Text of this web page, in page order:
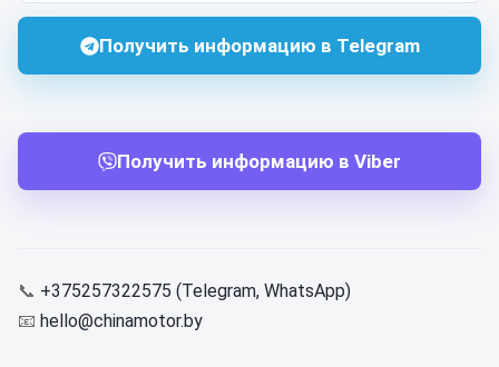
Получить информацию в Telegram
Получить информацию в Viber
📞 +375257322575 (Telegram, WhatsApp)
📧 hello@chinamotor.by